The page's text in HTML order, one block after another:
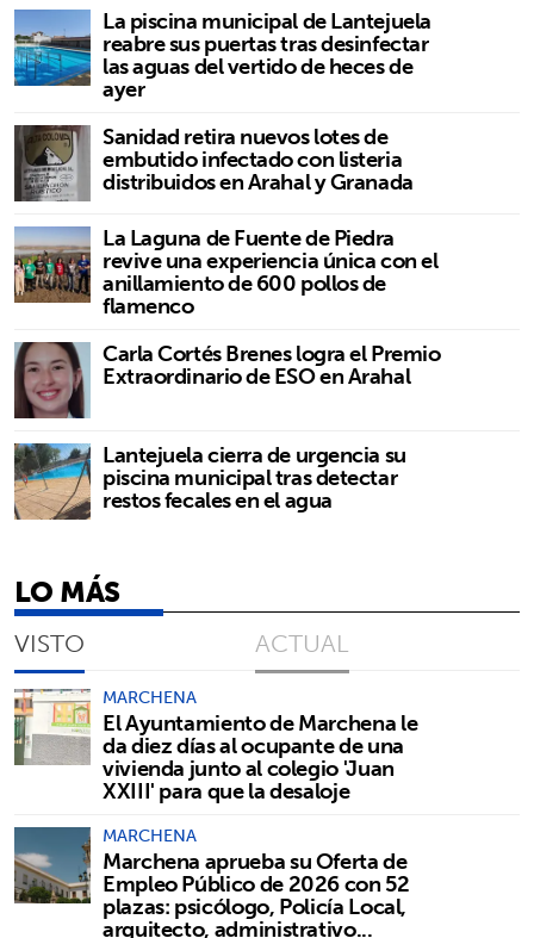
La piscina municipal de Lantejuela
reabre sus puertas tras desinfectar
las aguas del vertido de heces de
ayer
Sanidad retira nuevos lotes de
embutido infectado con listeria
distribuidos en Arahal y Granada
La Laguna de Fuente de Piedra
revive una experiencia única con el
anillamiento de 600 pollos de
flamenco
Carla Cortés Brenes logra el Premio
Extraordinario de ESO en Arahal
Lantejuela cierra de urgencia su
piscina municipal tras detectar
restos fecales en el agua
LO MÁS
VISTO ACTUAL
MARCHENA
El Ayuntamiento de Marchena le
da diez días al ocupante de una
vivienda junto al colegio 'Juan
XXIII' para que la desaloje
MARCHENA
Marchena aprueba su Oferta de
Empleo Público de 2026 con 52
plazas: psicólogo, Policía Local,
arquitecto, administrativo...